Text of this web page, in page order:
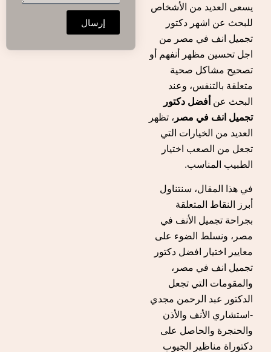
يسعى العديد من الأشخاص
للبحث عن اشهر دكتور
تجميل انف في مصر من
اجل تحسين مظهر أنفهم أو
تصحيح مشاكل صحية
متعلقة بالتنفس، وعند
البحث عن أفضل دكتور
تجميل انف في مصر ، تظهر
العديد من الخيارات التي
تجعل من الصعب اختيار
الطبيب المناسب.
في هذا المقال، سنتناول
أبرز النقاط المتعلقة
بجراحة تجميل الأنف في
مصر، ونسلط الضوء على
معايير اختيار افضل دكتور
تجميل انف في مصر،
والمقومات التي تجعل
الدكتور عبد الرحمن مجدي
-استشاري الأنف والأذن
والحنجرة والحاصل على
دكتوراة مناظير الجيوب
إرسال